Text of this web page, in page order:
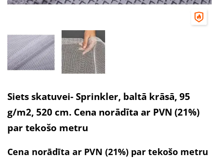
Siets skatuvei- Sprinkler, baltā krāsā, 95
g/m2, 520 cm. Cena norādīta ar PVN (21%)
par tekošo metru
Cena norādīta ar PVN (21%) par tekošo metru